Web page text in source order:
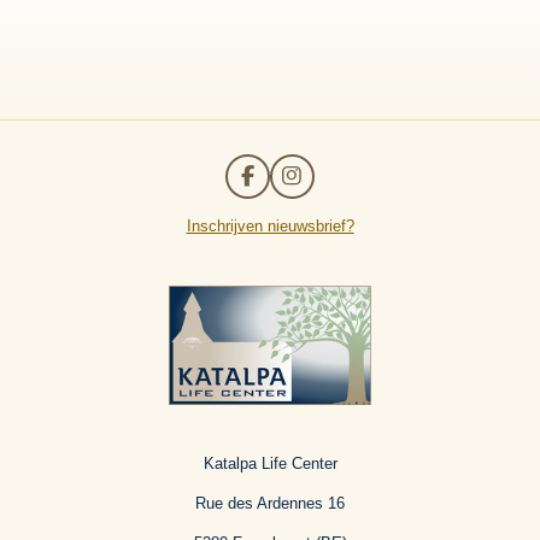
F
a
c
o
I
n
s
r
a
m
Inschrijven nieuwsbrief?
Katalpa Life Center
Rue des Ardennes 16